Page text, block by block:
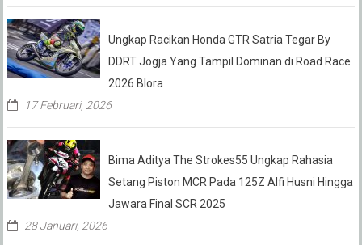
Ungkap Racikan Honda GTR Satria Tegar By
DDRT Jogja Yang Tampil Dominan di Road Race
2026 Blora
17 Februari, 2026
Bima Aditya The Strokes55 Ungkap Rahasia
Setang Piston MCR Pada 125Z Alfi Husni Hingga
Jawara Final SCR 2025
28 Januari, 2026